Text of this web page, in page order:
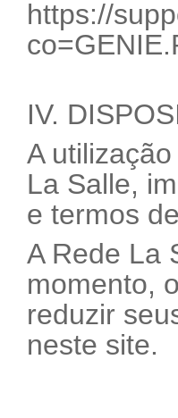
https://
IV.
A
La Salle,
e termos
A Rede La
momento,
reduzir
neste site.